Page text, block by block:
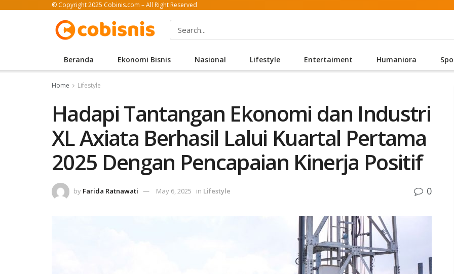
© Copyright 2025 Cobinis.com – All Right Reserved
Beranda Ekonomi Bisnis Nasional Lifestyle Entertaiment Humaniora
Home Lifestyle
Hadapi Tantangan Ekonomi dan Industri
XL Axiata Berhasil Lalui Kuartal Pertama
2025 Dengan Pencapaian Kinerja Positif
by Farida Ratnawati May 6, 2025 in Lifestyle 0